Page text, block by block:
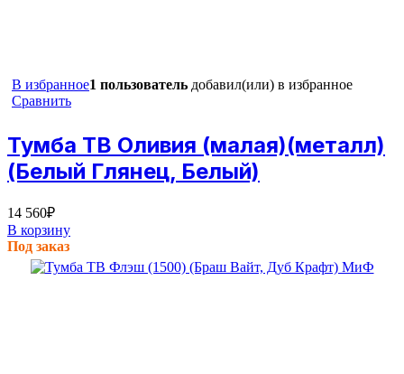
В избранное1 пользователь добавил(или) в избранное
Сравнить
Тумба ТВ Оливия (малая)(металл)
(Белый Глянец, Белый)
14 560₽
В корзину
Под заказ